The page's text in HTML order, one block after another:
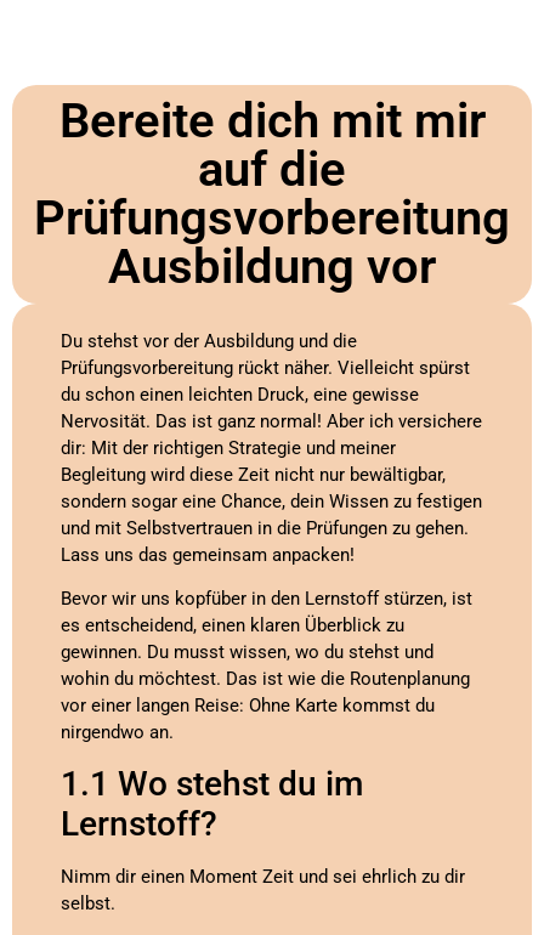
Bereite dich mit mir
auf die
Prüfungsvorbereitung
Ausbildung vor
Du stehst vor der Ausbildung und die
Prüfungsvorbereitung rückt näher. Vielleicht spürst
du schon einen leichten Druck, eine gewisse
Nervosität. Das ist ganz normal! Aber ich versichere
dir: Mit der richtigen Strategie und meiner
Begleitung wird diese Zeit nicht nur bewältigbar,
sondern sogar eine Chance, dein Wissen zu festigen
und mit Selbstvertrauen in die Prüfungen zu gehen.
Lass uns das gemeinsam anpacken!
Bevor wir uns kopfüber in den Lernstoff stürzen, ist
es entscheidend, einen klaren Überblick zu
gewinnen. Du musst wissen, wo du stehst und
wohin du möchtest. Das ist wie die Routenplanung
vor einer langen Reise: Ohne Karte kommst du
nirgendwo an.
1.1 Wo stehst du im
Lernstoff?
Nimm dir einen Moment Zeit und sei ehrlich zu dir
selbst.